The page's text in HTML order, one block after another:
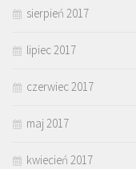
sierpień 2017
lipiec 2017
czerwiec 2017
maj 2017
kwiecień 2017